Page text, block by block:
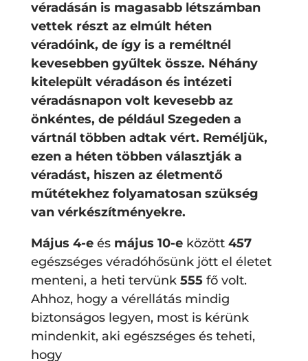
véradásán is magasabb létszámban
vettek részt az elmúlt héten
véradóink, de így is a reméltnél
kevesebben gyűltek össze. Néhány
kitelepült véradáson és intézeti
véradásnapon volt kevesebb az
önkéntes, de például Szegeden a
vártnál többen adtak vért. Reméljük,
ezen a héten többen választják a
véradást, hiszen az életmentő
műtétekhez folyamatosan szükség
van vérkészítményekre.
Május 4-e és május 10-eközött 457
egészséges véradóhősünk jött el életet
menteni, a heti tervünk 555fő volt.
Ahhoz, hogy a vérellátás mindig
biztonságos legyen, most is kérünk
mindenkit, aki egészséges és teheti,
hogy